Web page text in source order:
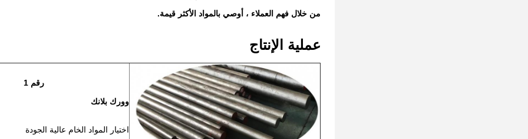
من خلال فهم العملاء ، أوصي بالمواد الأكثر قيمة.
عملية الإنتاج
رقم 1
وورك بلانك
اختيار المواد الخام عالية الجودة